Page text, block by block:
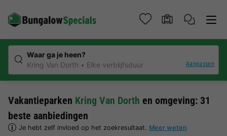
Waar ga je heen?
Kring Van Dorth
Elke verblijfsduur Aanpassen
Vakantieparken Kring Van Dorth en omgeving: 31
beste aanbiedingen
Je hebt zelf invloed op het zoekresultaat. Meer weten